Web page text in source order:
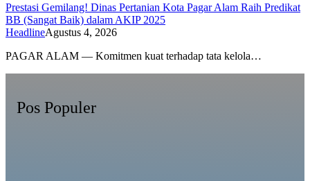
Prestasi Gemilang! Dinas Pertanian Kota Pagar Alam Raih Predikat
BB (Sangat Baik) dalam AKIP 2025
HeadlineAgustus 4, 2026
PAGAR ALAM — Komitmen kuat terhadap tata kelola…
Pos Populer